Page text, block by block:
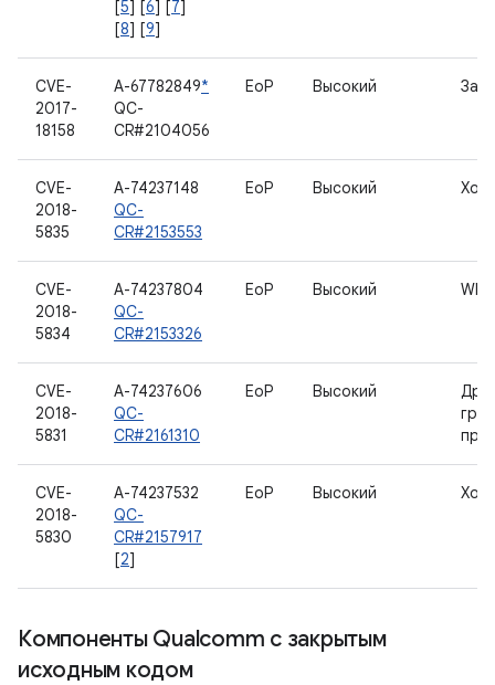
[5] [6] [7]
[8] [9]
CVE-
2017-
18158
A-67782849*
QC-
CR#2104056
EoP Высокий
CVE-
2018-
5835
A-74237148
QC-
CR#2153553
EoP Высокий
CVE-
2018-
5834
A-74237804
QC-
CR#2153326
EoP Высокий
CVE-
2018-
5831
A-74237606
QC-
CR#2161310
EoP Высокий
CVE-
2018-
5830
A-74237532
QC-
CR#2157917
[2]
EoP Высокий
Компоненты Qualcomm с закрытым
исходным кодом